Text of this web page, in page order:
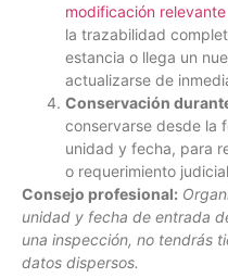
modificación relevante
la trazabilidad
estancia o llega un
actualizarse de
Conservación
conservarse desde la
unidad y fecha, para
o requerimiento
Consejo profesional:
unidad y fecha de entrada
una inspección, no tendrás
datos dispersos.